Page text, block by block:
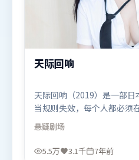
天际回响
天际回响（2019）是一部日
当规则失效，每个人都必须
场与底线。类型元素被重新
突破套路。由史蒂文·斯皮
龙、黄渤，廖凡等联袂出演
悬疑剧场
5.5万 3.1千 7年前